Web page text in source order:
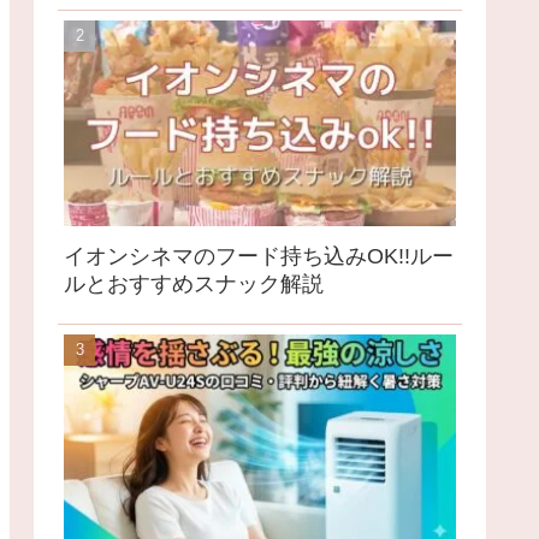
イオンシネマのフード持ち込みOK!!ルー
ルとおすすめスナック解説